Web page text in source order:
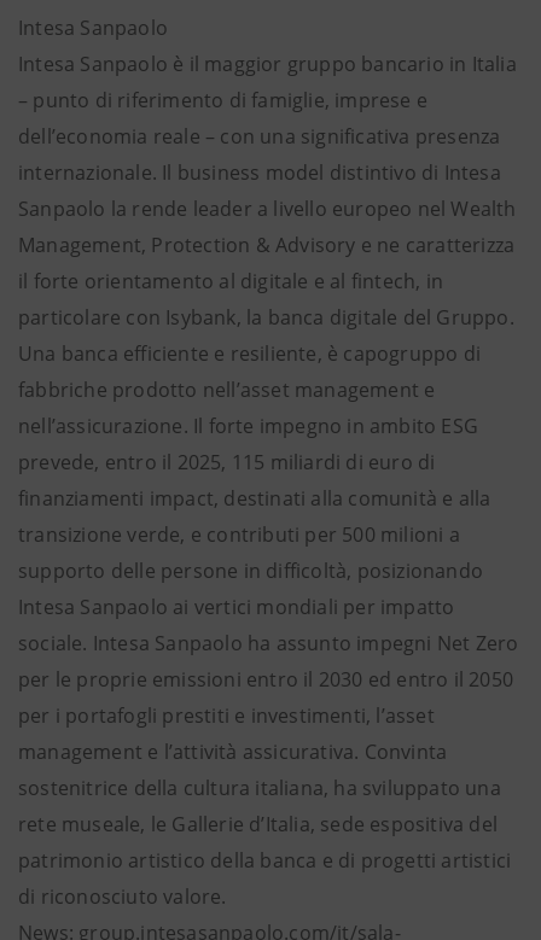
Intesa Sanpaolo
Intesa Sanpaolo è il maggior gruppo bancario in Italia
– punto di riferimento di famiglie, imprese e
dell’economia reale – con una significativa presenza
internazionale. Il business model distintivo di Intesa
Sanpaolo la rende leader a livello europeo nel Wealth
Management, Protection & Advisory e ne caratterizza
il forte orientamento al digitale e al fintech, in
particolare con Isybank, la banca digitale del Gruppo.
Una banca efficiente e resiliente, è capogruppo di
fabbriche prodotto nell’asset management e
nell’assicurazione. Il forte impegno in ambito ESG
prevede, entro il 2025, 115 miliardi di euro di
finanziamenti impact, destinati alla comunità e alla
transizione verde, e contributi per 500 milioni a
supporto delle persone in difficoltà, posizionando
Intesa Sanpaolo ai vertici mondiali per impatto
sociale. Intesa Sanpaolo ha assunto impegni Net Zero
per le proprie emissioni entro il 2030 ed entro il 2050
per i portafogli prestiti e investimenti, l’asset
management e l’attività assicurativa. Convinta
sostenitrice della cultura italiana, ha sviluppato una
rete museale, le Gallerie d’Italia, sede espositiva del
patrimonio artistico della banca e di progetti artistici
di riconosciuto valore.
News: group.intesasanpaolo.com/it/sala-